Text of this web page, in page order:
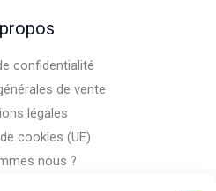
confidentialité
de vente
légales
cookies (UE)
nous ?